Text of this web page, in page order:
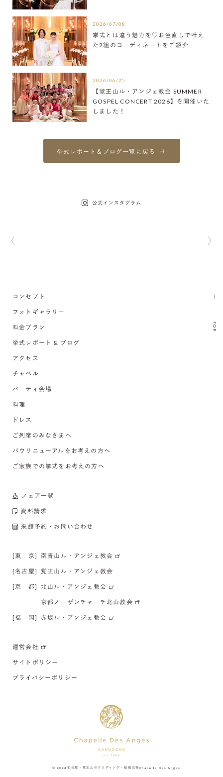
2026/07/08
挙式とは違う魅力を♡お色直しで叶え
た2組のコーディネートをご紹介
2026/06/25
【覚王山ル・アンジェ教会 SUMMER
GOSPEL CONCERT 2026】を開催いた
しました！
挙式レポート＆ブログ一覧に戻る
公式インスタグラム
TOP
コンセプト
フォトギャラリー
料金プラン
挙式レポート & ブログ
アクセス
チャペル
パーティ会場
料理
ドレス
ご列席のみなさまへ
バウリニューアルをお考えの方へ
ご家族での挙式をお考えの方へ
フェア一覧
資料請求
来館予約・お問い合わせ
[東 京] 南青山ル・アンジェ教会
[名古屋] 覚王山ル・アンジェ教会
[京 都] 北山ル・アンジェ教会
京都ノーザンチャーチ北山教会
[福 岡] 赤坂ル・アンジェ教会
運営会社
サイトポリシー
プライバシーポリシー
© 2024 名古屋・覚王山のウエディング・結婚式場 Chapelle Des Anges